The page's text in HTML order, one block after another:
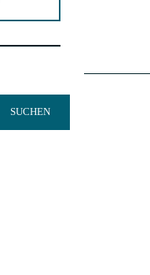
SUCHEN